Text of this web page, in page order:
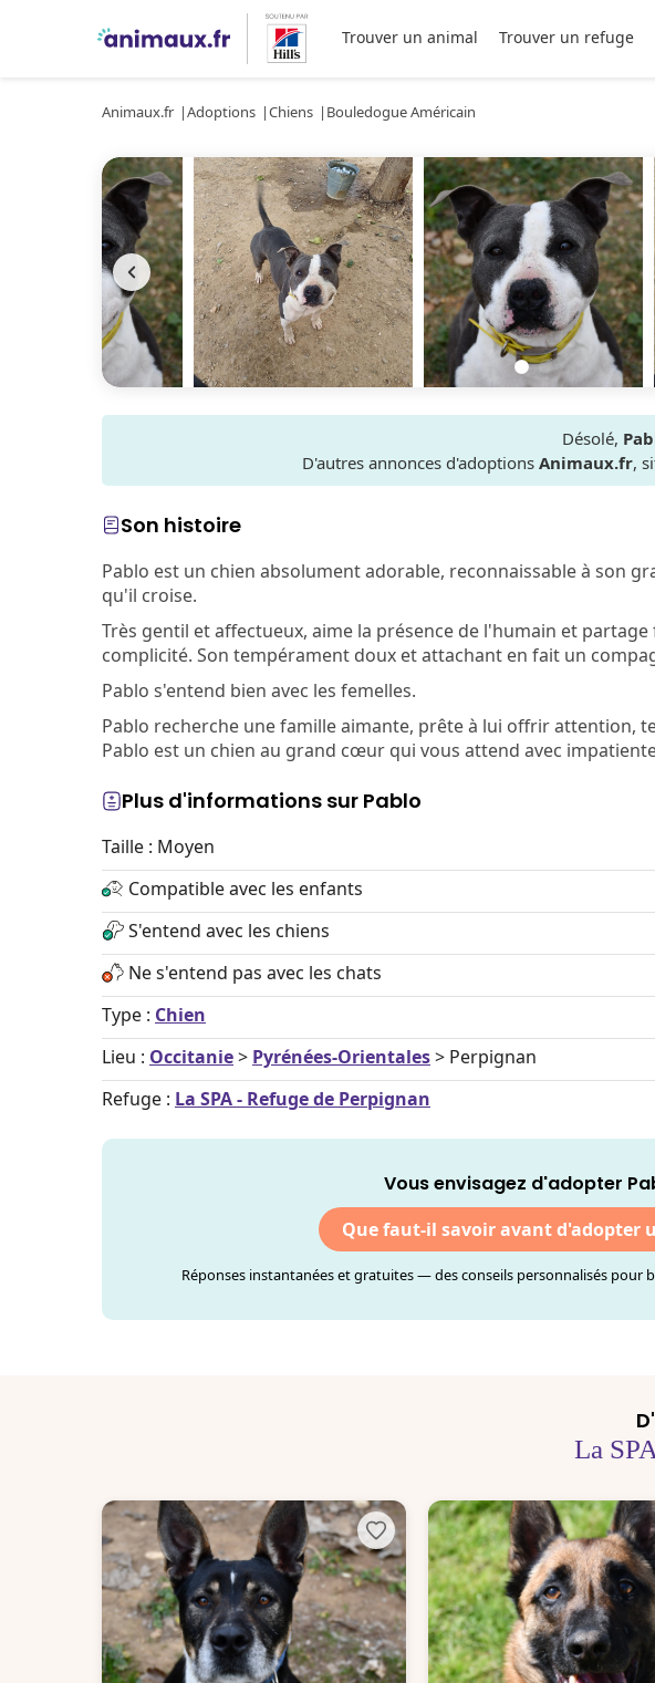
Trouver un animal Trouver un refuge
Animaux.fr Adoptions Chiens Bouledogue Américain
Désolé,
D'autres annonces d'adoptions Animaux.fr,
Son histoire
Pablo est un chien absolument adorable, reconnaissable à son
qu'il croise.
Très gentil et affectueux, aime la présence de l'humain et
complicité. Son tempérament doux et attachant en fait un
Pablo s'entend bien avec les femelles.
Pablo recherche une famille aimante, prête à lui offrir attention,
Pablo est un chien au grand cœur qui vous attend avec
Plus d'informations sur Pablo
Taille : Moyen
Compatible avec les enfants
S'entend avec les chiens
Ne s'entend pas avec les chats
Type : Chien
Lieu : Occitanie> Pyrénées-Orientales> Perpignan
Refuge : La SPA - Refuge de Perpignan
Vous envisagez d'adopter
Que faut-il savoir avant d'adopter
Réponses instantanées et gratuites — des conseils personnalisés pour
La